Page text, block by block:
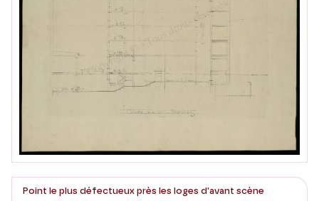
Point le plus défectueux près les loges d'avant scène